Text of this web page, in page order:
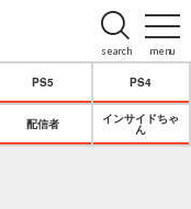
menu
search
PS5 PS4
配信者
インサイドちゃ
ん